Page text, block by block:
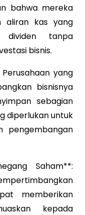
bahwa mereka
aliran kas yang
dividen tanpa
bisnis.
yang
bisnisnya
sebagian
diperlukan untuk
pengembangan
Saham**:
memberikan
kepada